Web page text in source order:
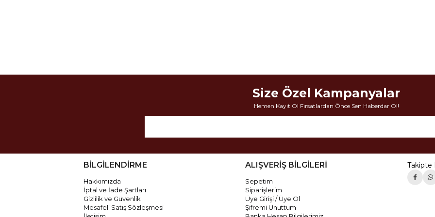
Size Özel Kampanyalar
Hemen Kayıt Ol Fırsatlardan Önce Sen Haberdar Ol!
BİLGİLENDİRME
Hakkımızda
İptal ve İade Şartları
Gizlilik ve Güvenlik
Mesafeli Satış Sözleşmesi
ALIŞVERİŞ BİLGİLERİ
Sepetim
Siparişlerim
Üye Girişi / Üye Ol
Şifremi Unuttum
Takipte